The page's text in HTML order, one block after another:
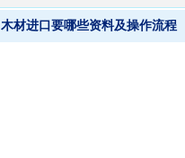
木材进口要哪些资料及操作流程